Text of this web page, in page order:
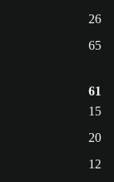
26
65
61
15
20
12